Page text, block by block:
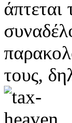
άπτεται
τους,